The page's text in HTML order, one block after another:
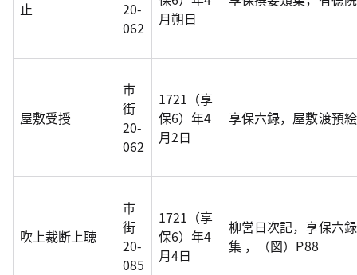
止
20-
062
月朔日
屋敷受授
市
街
20-
062
1721（享
保6）年4
月2日
享保六録，屋敷渡預
吹上裁断上聴
市
街
20-
085
1721（享
保6）年4
月4日
柳営日次記，享保六
集 ，（図）P88